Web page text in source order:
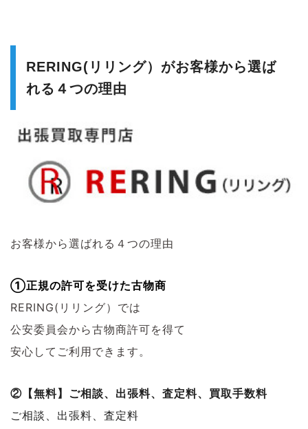
RERING(リリング）がお客様から選ば
れる４つの理由
お客様から選ばれる４つの理由
①正規の許可を受けた古物商
RERING(リリング）では
公安委員会から古物商許可を得て
安心してご利用できます。
②【無料】ご相談、出張料、査定料、買取手数料
ご相談、出張料、査定料